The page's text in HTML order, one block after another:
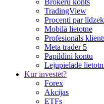
TradingView
Procenti par
Mobilā lietotne
Profesionāls
Meta trader 5
Papildini kontu
Lejupielādē
Kur investēt?
Forex
Akcijas
ETFs